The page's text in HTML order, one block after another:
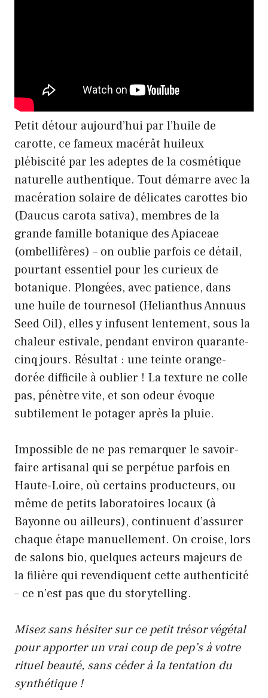
Petit détour aujourd’hui par l’huile de
carotte, ce fameux macérât huileux
plébiscité par les adeptes de la cosmétique
naturelle authentique. Tout démarre avec la
macération solaire de délicates carottes bio
(Daucus carota sativa), membres de la
grande famille botanique des Apiaceae
(ombellifères) – on oublie parfois ce détail,
pourtant essentiel pour les curieux de
botanique. Plongées, avec patience, dans
une huile de tournesol (Helianthus Annuus
Seed Oil), elles y infusent lentement, sous la
chaleur estivale, pendant environ quarante-
cinq jours. Résultat : une teinte orange-
dorée difficile à oublier ! La texture ne colle
pas, pénètre vite, et son odeur évoque
subtilement le potager après la pluie.
Impossible de ne pas remarquer le savoir-
faire artisanal qui se perpétue parfois en
Haute-Loire, où certains producteurs, ou
même de petits laboratoires locaux (à
Bayonne ou ailleurs), continuent d’assurer
chaque étape manuellement. On croise, lors
de salons bio, quelques acteurs majeurs de
la filière qui revendiquent cette authenticité
– ce n’est pas que du storytelling.
Misez sans hésiter sur ce petit trésor végétal
pour apporter un vrai coup de pep’s à votre
rituel beauté, sans céder à la tentation du
synthétique !